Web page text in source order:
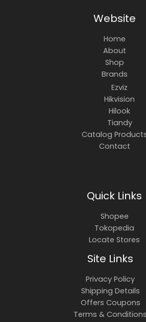
Website
Home
About
Shop
Brands
Ezviz
Hikvision
Hilook
Tiandy
Catalog
Contact
Quick Links
Shopee
Tokopedia
Locate Stores
Site Links
Privacy Policy
Shipping Details
Offers Coupons
Terms & Conditions